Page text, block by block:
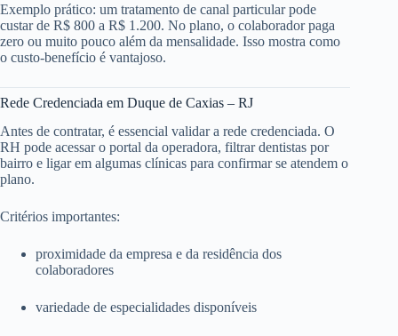
Exemplo prático: um tratamento de canal particular pode
custar de R$ 800 a R$ 1.200. No plano, o colaborador paga
zero ou muito pouco além da mensalidade. Isso mostra como
o custo-benefício é vantajoso.
Rede Credenciada em Duque de Caxias – RJ
Antes de contratar, é essencial validar a rede credenciada. O
RH pode acessar o portal da operadora, filtrar dentistas por
bairro e ligar em algumas clínicas para confirmar se atendem o
plano.
Critérios importantes:
proximidade da empresa e da residência dos
colaboradores
variedade de especialidades disponíveis